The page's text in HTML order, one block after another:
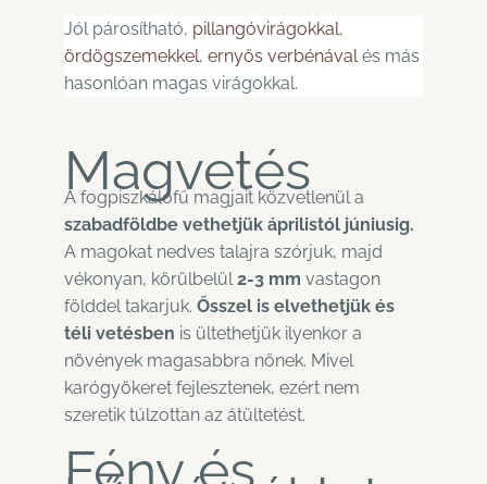
Jól párosítható, pillangóvirágokkal,
ördögszemekkel, ernyős verbénávalés más
hasonlóan magas virágokkal.
Magvetés
A fogpiszkálófű magjait közvetlenül a
szabadföldbe vethetjük áprilistól júniusig.
A magokat nedves talajra szórjuk, majd
vékonyan, körülbelül2-3 mm vastagon
földdel takarjuk. Ősszel is elvethetjük és
téli vetésben is ültethetjük ilyenkor a
növények magasabbra nőnek. Mivel
karógyökeret fejlesztenek, ezért nem
szeretik túlzottan az átültetést.
Fény és